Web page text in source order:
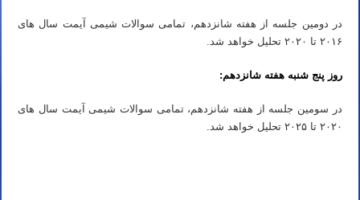
در دومین جلسه از هفته شانزدهم، تمامی سوالات شیمی آیمت سال های
۲۰۱۶ تا ۲۰۲۰ تحلیل خواهد شد.
روز پنج شنبه هفته شانزدهم:
در سومین جلسه از هفته شانزدهم، تمامی سوالات شیمی آیمت سال های
۲۰۲۰ تا ۲۰۲۵ تحلیل خواهد شد.